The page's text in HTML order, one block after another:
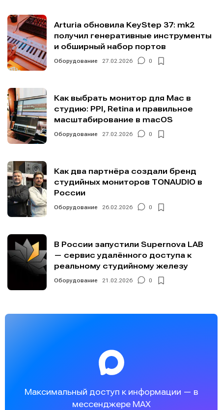
Arturia обновила KeyStep 37: mk2
получил генеративные инструменты
и обширный набор портов
Оборудование 27.02.2026 0
Как выбрать монитор для Mac в
студию: PPI, Retina и правильное
масштабирование в macOS
Оборудование 27.02.2026 0
Как два партнёра создали бренд
студийных мониторов TONAUDIO в
России
Оборудование 26.02.2026 0
В России запустили Supernova LAB
— сервис удалённого доступа к
реальному студийному железу
Оборудование 21.02.2026 0
Максимальный доступ к информации — в
мессенджере MAX